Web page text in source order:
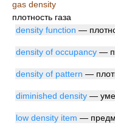
gas density
плотность газа
density function —
density of occupancy —
density of pattern —
diminished density —
low density item —